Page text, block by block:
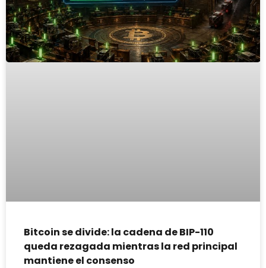
Bitcoin se divide: la cadena de BIP-110
queda rezagada mientras la red principal
mantiene el consenso